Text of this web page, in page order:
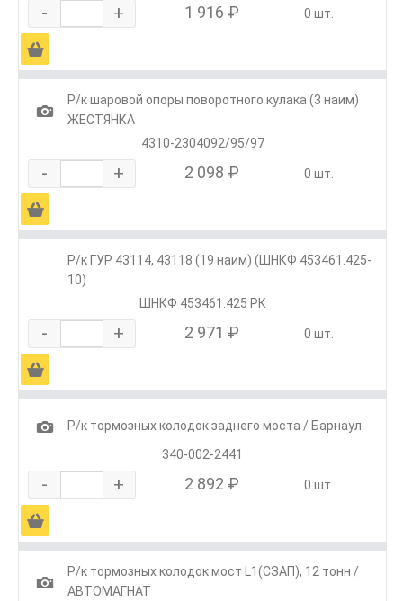
- + 1 916 ₽ 0 шт.
Ä
1
Р/к шаровой опоры поворотного кулака (3 наим)
ЖЕСТЯНКА
4310-2304092/95/97
- + 2 098 ₽ 0 шт.
Ä
Р/к ГУР 43114, 43118 (19 наим) (ШНКФ 453461.425-
10)
ШНКФ 453461.425 РК
- + 2 971 ₽ 0 шт.
Ä
1
Р/к тормозных колодок заднего моста / Барнаул
340-002-2441
- + 2 892 ₽ 0 шт.
Ä
1
Р/к тормозных колодок мост L1(СЗАП), 12 тонн /
АВТОМАГНАТ